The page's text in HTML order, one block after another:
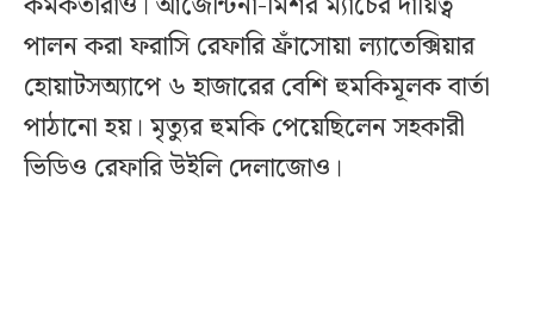
পালন করা ফরাসি রেফারি ফ্রাঁসোয়া ল্যাতেক্সিয়ার
হোয়াটসঅ্যাপে ৬ হাজারের বেশি হুমকিমূলক বার্তা
পাঠানো হয়। মৃত্যুর হুমকি পেয়েছিলেন সহকারী
ভিডিও রেফারি উইলি দেলাজোও।